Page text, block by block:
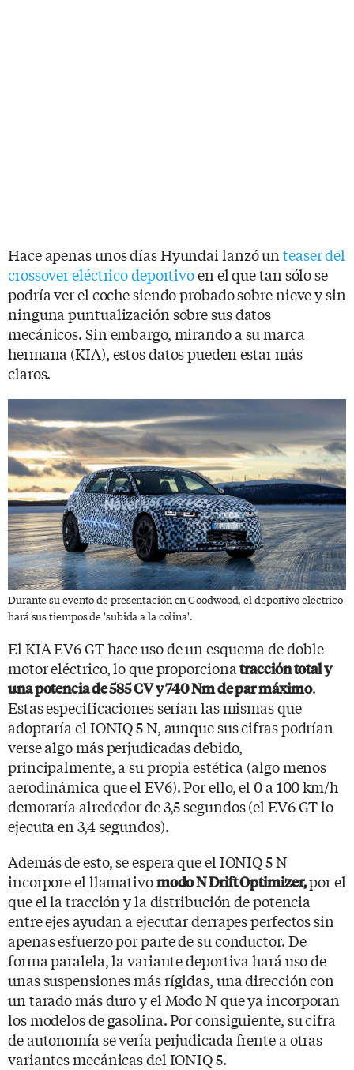
Hace apenas unos días Hyundai lanzó unteaser del
crossover eléctrico deportivoen el que tan sólo se
podría ver el coche siendo probado sobre nieve y sin
ninguna puntualización sobre sus datos
mecánicos. Sin embargo, mirando a su marca
hermana (KIA), estos datos pueden estar más
claros.
Durante su evento de presentación en Goodwood, el deportivo eléctrico
hará sus tiempos de 'subida a la colina'.
El KIA EV6 GT hace uso de un esquema de doble
motor eléctrico, lo que proporcionatracción total y
una potencia de 585 CV y 740 Nm de par máximo.
Estas especificaciones serían las mismas que
adoptaría el IONIQ 5 N, aunque sus cifras podrían
verse algo más perjudicadas debido,
principalmente, a su propia estética (algo menos
aerodinámica que el EV6). Por ello, el 0 a 100 km/h
demoraría alrededor de 3,5 segundos (el EV6 GT lo
ejecuta en 3,4 segundos).
Además de esto, se espera que el IONIQ 5 N
incorpore el llamativomodo N Drift Optimizer,por el
que el la tracción y la distribución de potencia
entre ejes ayudan a ejecutar derrapes perfectos sin
apenas esfuerzo por parte de su conductor. De
forma paralela, la variante deportiva hará uso de
unas suspensiones más rígidas, una dirección con
un tarado más duro y el Modo N que ya incorporan
los modelos de gasolina. Por consiguiente, su cifra
de autonomía se vería perjudicada frente a otras
variantes mecánicas del IONIQ 5.